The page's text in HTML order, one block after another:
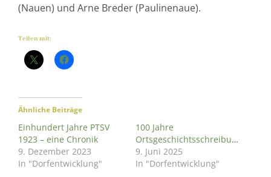
(Nauen) und Arne Breder (Paulinenaue).
Teilen mit:
Ähnliche Beiträge
Einhundert Jahre PTSV
1923 – eine Chronik
9. Dezember 2023
In "Dorfentwicklung"
100 Jahre
Ortsgeschichtsschreibung
9. Juni 2025
In "Dorfentwicklung"